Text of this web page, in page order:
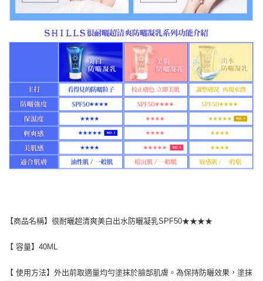
【商品名稱】很耐曬超清爽美白出水防曬凝乳SPF50★★★★
【 容量】40ML
【 使用方法】外出前取適量均勻塗抹於臉部肌膚。為保持防曬效果，塗抹